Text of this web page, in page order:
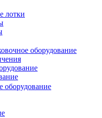
лотки
оборудование
оборудование